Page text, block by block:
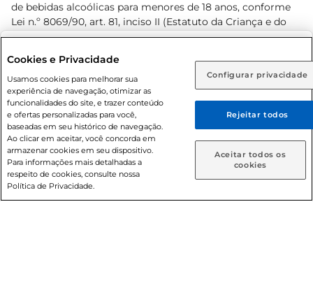
Rio de Janeiro (RJ) Goiás (GO)
Ou
Caso queira comprar online, informe como deseja receber
suas compras:
Entrega em casa Retire em Loja
de bebidas alcoólicas para menores de 18 anos, conforme
Lei n.º 8069/90, art. 81, inciso II (Estatuto da Criança e do
Adolescente). Preços e condições exclusivos para o
prévio. O valor mínimo para as compras on-line é de R$
80,00.
© 2026 Copyright. Todos os direitos
reservados Prezunic.
Cookies e Privacidade
Usamos cookies para melhorar sua
experiência de navegação, otimizar as
funcionalidades do site, e trazer conteúdo
e ofertas personalizadas para você,
baseadas em seu histórico de navegação.
Ao clicar em aceitar, você concorda em
armazenar cookies em seu dispositivo.
Para informações mais detalhadas a
respeito de cookies, consulte nossa
Política de Privacidade.
Configurar privacidade
Rejeitar todos
Aceitar todos os
cookies